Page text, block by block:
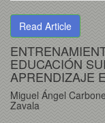
Read Article
EDUCACIÓN
APRENDIZAJE
Miguel Ángel
Zavala